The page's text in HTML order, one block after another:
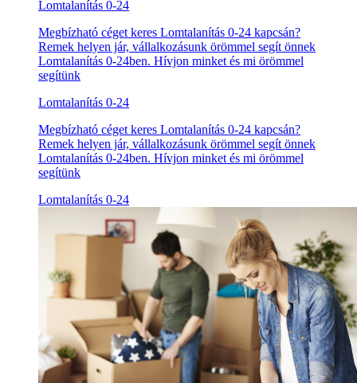
Lomtalanítás 0-24
Megbízható céget keres Lomtalanítás 0-24 kapcsán?
Remek helyen jár, vállalkozásunk örömmel segít önnek
Lomtalanítás 0-24ben. Hívjon minket és mi örömmel
segítünk
Lomtalanítás 0-24
Megbízható céget keres Lomtalanítás 0-24 kapcsán?
Remek helyen jár, vállalkozásunk örömmel segít önnek
Lomtalanítás 0-24ben. Hívjon minket és mi örömmel
segítünk
Lomtalanítás 0-24